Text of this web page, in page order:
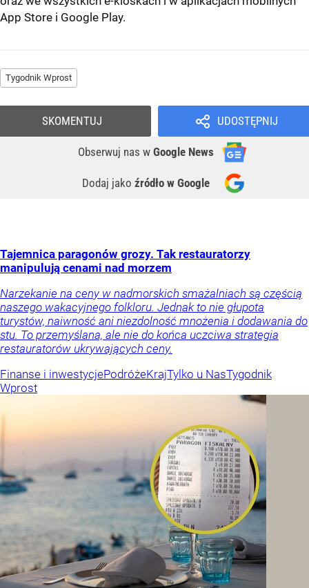
App Store i Google Play.
Tygodnik Wprost
UDOSTĘPNIJ
Obserwuj nas w Google News
Dodaj jako źródło w Google
SKOMENTUJ
Tajemnica paragonów grozy. Tak restauratorzy
manipulują cenami nad morzem
Narzekanie na ceny w nadmorskich smażalniach są częścią
naszego wakacyjnego folkloru. Jednak to nie głupota
turystów, naiwność ani niezdolność mnożenia i dodawania do
stu. To przemyślana, ale nie do końca uczciwa strategia
restauratorów ukrywających ceny.
Finanse i inwestycjePodróżeKrajTylko u NasTygodnik
Wprost